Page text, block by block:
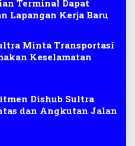
Terminal Dapat
Lapangan Kerja Baru
Minta Transportasi
Keselamatan
Dishub Sultra
dan Angkutan Jalan